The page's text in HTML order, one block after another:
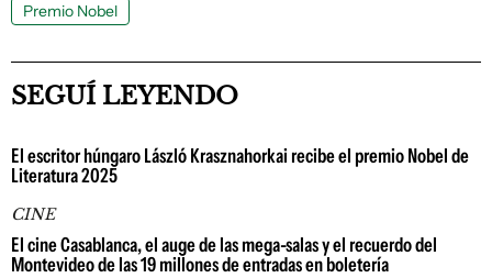
Premio Nobel
SEGUÍ LEYENDO
El escritor húngaro László Krasznahorkai recibe el premio Nobel de
Literatura 2025
CINE
El cine Casablanca, el auge de las mega-salas y el recuerdo del
Montevideo de las 19 millones de entradas en boletería